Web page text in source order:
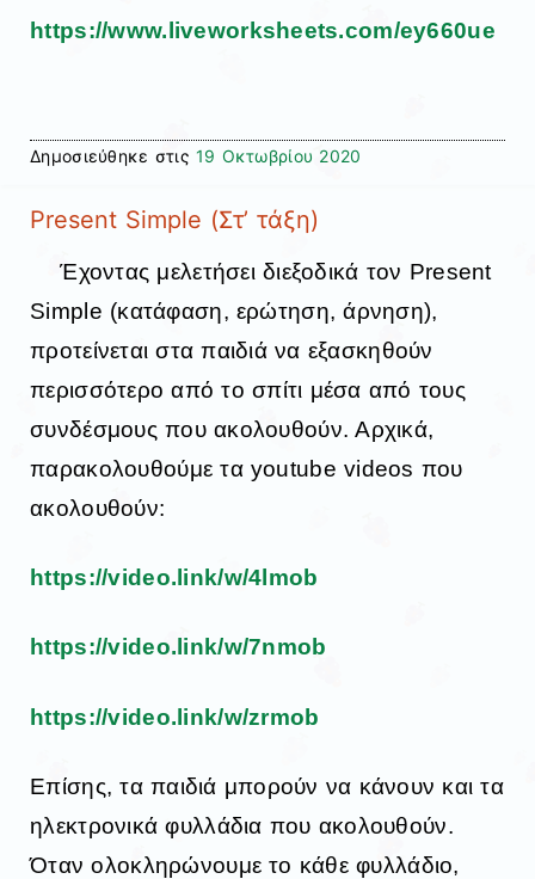
https://www.liveworksheets.com/ey660ue
Δημοσιεύθηκε στις 19 Οκτωβρίου 2020
Present Simple (Στ’ τάξη)
Έχοντας μελετήσει διεξοδικά τον Present
Simple (κατάφαση, ερώτηση, άρνηση),
προτείνεται στα παιδιά να εξασκηθούν
περισσότερο από το σπίτι μέσα από τους
συνδέσμους που ακολουθούν. Αρχικά,
παρακολουθούμε τα youtube videos που
ακολουθούν:
https://video.link/w/4lmob
https://video.link/w/7nmob
https://video.link/w/zrmob
Επίσης, τα παιδιά μπορούν να κάνουν και τα
ηλεκτρονικά φυλλάδια που ακολουθούν.
Όταν ολοκληρώνουμε το κάθε φυλλάδιο,